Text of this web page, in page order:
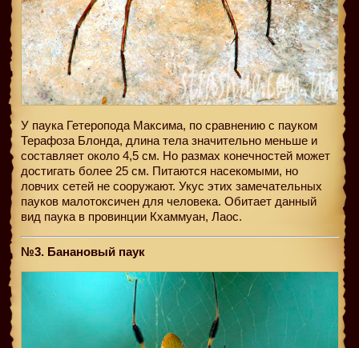
У паука Гетеропода Максима, по сравнению с пауком
Терафоза Блонда, длина тела значительно меньше и
составляет около 4,5 см. Но размах конечностей может
достигать более 25 см. Питаются насекомыми, но
ловчих сетей не сооружают. Укус этих замечательных
пауков малотоксичен для человека. Обитает данный
вид паука в провинции Кхаммуан, Лаос.
№3. Банановый паук